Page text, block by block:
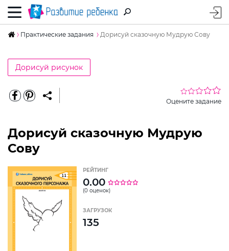
Практические задания Дорисуй сказочную Мудрую Сову
Дорисуй рисунок
Оцените задание
Дорисуй сказочную Мудрую
Сову
РЕЙТИНГ
0.00
(0 оценок)
ЗАГРУЗОК
135